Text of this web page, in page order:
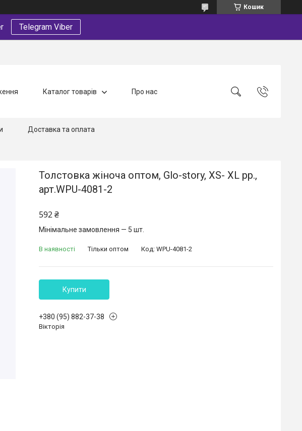
Кошик
Telegram Viber
Каталог товарів Про нас
Доставка та оплата
Толстовка жіноча оптом, Glo-story, XS- XL рр.,
арт.WPU-4081-2
592 ₴
Мінімальне замовлення — 5 шт.
В наявності Тільки оптом Код: WPU-4081-2
Купити
+380 (95) 882-37-38
Вікторія